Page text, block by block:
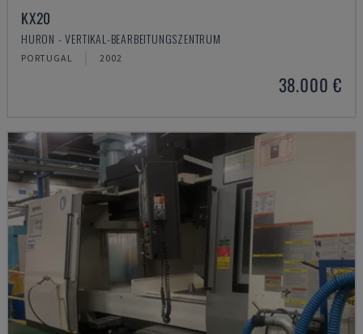
KX20
HURON - VERTIKAL-BEARBEITUNGSZENTRUM
PORTUGAL 2002
38.000 €